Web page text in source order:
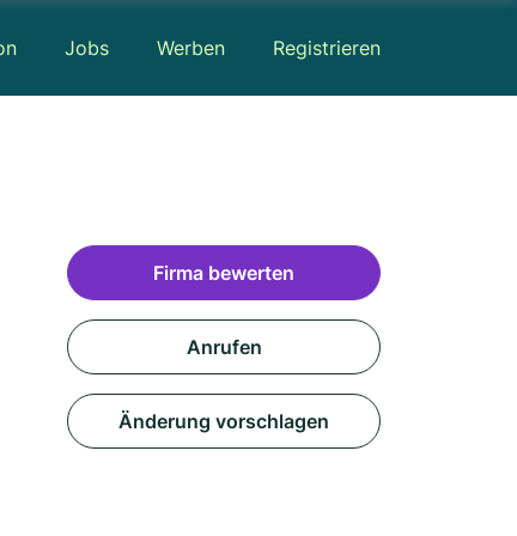
Jobs Werben Registrieren
Firma bewerten
Anrufen
Änderung vorschlagen